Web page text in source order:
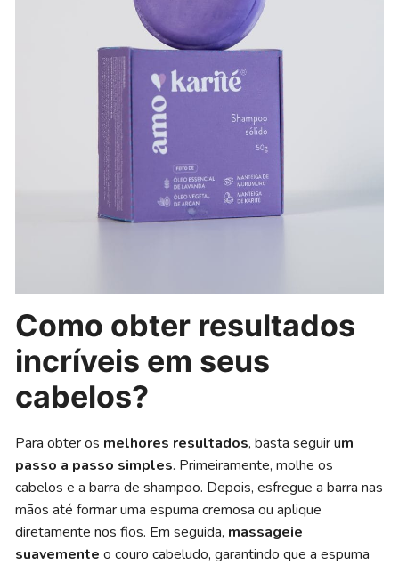
Como obter resultados
incríveis em seus
cabelos?
Para obter os melhores resultados, basta seguir um
passo a passo simples. Primeiramente, molhe os
cabelos e a barra de shampoo. Depois, esfregue a barra nas
mãos até formar uma espuma cremosa ou aplique
diretamente nos fios. Em seguida, massageie
suavementeo couro cabeludo, garantindo que a espuma